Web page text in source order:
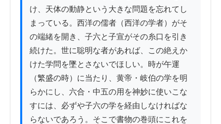
け、天体の動静という大きな問題を忘れてし
まっている。西洋の儒者（西洋の学者）がそ
の端緒を開き、子六と子宣がその糸口を引き
続けた。世に聡明な者があれば、この絶えか
けた学問を墜とさないでほしい。時が午運
（繁盛の時）に当たり、黄帝・岐伯の学を明
らかにし、六合・中五の用を神妙に使いこな
すには、必ずや子六の学を経由しなければな
らないであろう。そこで書物の巻頭にこれを